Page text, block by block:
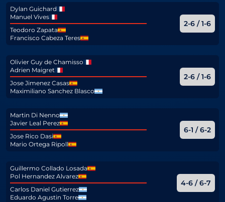
Dylan Guichard
Manuel Vives
Teodoro Zapata
Francisco Cabeza Teres
2-6 / 1-6
Olivier Guy de Chamisso
Adrien Maigret
Jose Jimenez Casas
Maximiliano Sanchez Blasco
2-6 / 1-6
Martin Di Nenno
Javier Leal Perez
Jose Rico Dasi
Mario Ortega Ripoll
6-1 / 6-2
Guillermo Collado Losada
Pol Hernandez Alvarez
Carlos Daniel Gutierrez
Eduardo Agustin Torre
4-6 / 6-7